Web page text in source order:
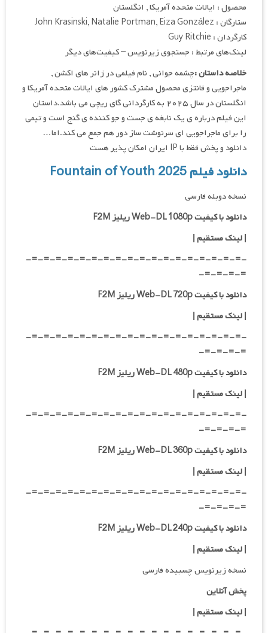
محصول : ایالات متحده آمریکا , انگلستان
ستارگان : John Krasinski, Natalie Portman, Eiza González
کارگردان : Guy Ritchie
لینک‌های مرتبط : جستجوی زیرنویس – کیفیت‌های دیگر
خلاصه داستان :چشمه جوانی , نام فیلمی در ژانر های اکشن ,
ماجراجویی و فانتزی محصول مشترک کشور های ایالات متحده آمریکا و
انگلستان در سال ۲۰۲۵ به کارگردانی گای ریچی می باشد.داستان
این فیلم درباره ی یک نابغه ی جست و جو کننده ی گنج است و تیمی
را برای ماجراجویی ای سرنوشت ساز دور هم جمع می کند.اما…
دانلود و پخش فقط با IP ایران امکان پذیر هست
دانلود فیلم Fountain of Youth 2025
نسخه دوبله فارسی
دانلود با کیفیت Web-DL 1080p ریلیز F2M
|لینک مستقیم|
-=-=-=-=-=-=-=-=-=-=-=-=-=-=-=-=-=-=-
=-=-=-=-
دانلود با کیفیت Web-DL 720p ریلیز F2M
|لینک مستقیم|
-=-=-=-=-=-=-=-=-=-=-=-=-=-=-=-=-=-=-
=-=-=-=-
دانلود با کیفیت Web-DL 480p ریلیز F2M
|لینک مستقیم|
-=-=-=-=-=-=-=-=-=-=-=-=-=-=-=-=-=-=-
=-=-=-=-
دانلود با کیفیت Web-DL 360p ریلیز F2M
| لینک مستقیم|
-=-=-=-=-=-=-=-=-=-=-=-=-=-=-=-=-=-=-
=-=-=-=-
دانلود با کیفیت Web-DL 240p ریلیز F2M
| لینک مستقیم|
نسخه زیرنویس چسبیده فارسی
پخش آنلاین
| لینک مستقیم|